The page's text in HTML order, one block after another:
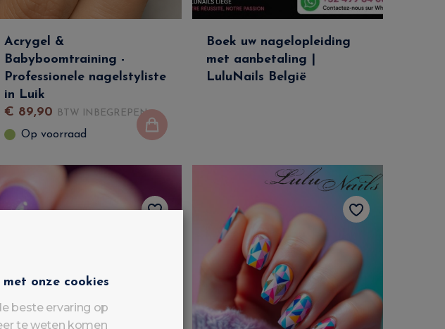
Acrygel &
Babyboomtraining -
Professionele nagelstyliste
in Luik
€ 89,90 BTW INBEGREPEN
Op voorraad
Boek uw nagelopleiding
met aanbetaling |
LuluNails België
onze cookies
beste ervaring op
te weten komen